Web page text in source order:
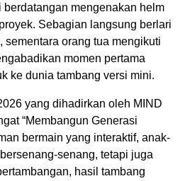
mengenakan helm
Sebagian langsung berlari
sementara orang tua mengikuti
momen pertama
ke dunia tambang versi mini.
yang dihadirkan oleh MIND
“Membangun Generasi
bermain yang interaktif, anak-
senang, tetapi juga
hasil tambang